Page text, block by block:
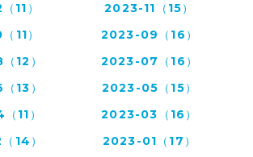
11）
2023-11（15）
11）
2023-09（16）
12）
2023-07（16）
13）
2023-05（15）
11）
2023-03（16）
14）
2023-01（17）